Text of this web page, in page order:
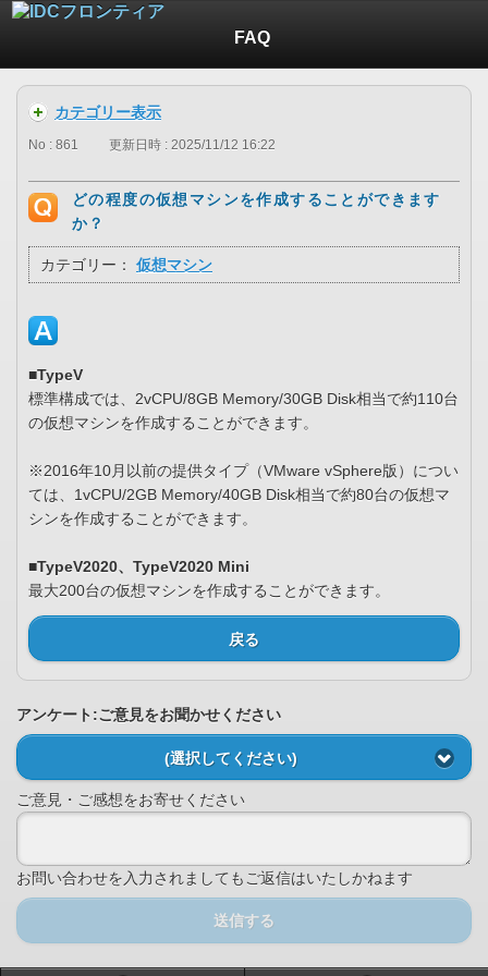
FAQ
カテゴリー表示
No : 861 更新日時 : 2025/11/12 16:22
どの程度の仮想マシンを作成することができます
か？
カテゴリー： 仮想マシン
■TypeV
標準構成では、2vCPU/8GB Memory/30GB Disk相当で約110台
の仮想マシンを作成することができます。
※2016年10月以前の提供タイプ（VMware vSphere版）につい
ては、1vCPU/2GB Memory/40GB Disk相当で約80台の仮想マ
シンを作成することができます。
■TypeV2020、TypeV2020 Mini
最大200台の仮想マシンを作成することができます。
戻る
アンケート:ご意見をお聞かせください
(選択してください)
ご意見・ご感想をお寄せください
お問い合わせを入力されましてもご返信はいたしかねます
送信する